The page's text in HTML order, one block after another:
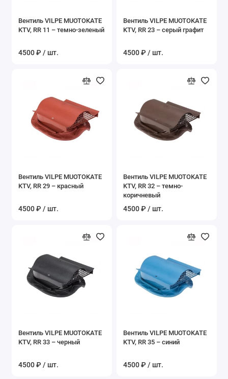
Вентиль VILPE MUOTOKATE
KTV, RR 11 – темно-зеленый
4500 ₽ / шт.
Вентиль VILPE MUOTOKATE
KTV, RR 23 – серый графит
4500 ₽ / шт.
Вентиль VILPE MUOTOKATE
KTV, RR 29 – красный
4500 ₽ / шт.
Вентиль VILPE MUOTOKATE
KTV, RR 32 – темно-
коричневый
4500 ₽ / шт.
Вентиль VILPE MUOTOKATE
KTV, RR 33 – черный
4500 ₽ / шт.
Вентиль VILPE MUOTOKATE
KTV, RR 35 – синий
4500 ₽ / шт.